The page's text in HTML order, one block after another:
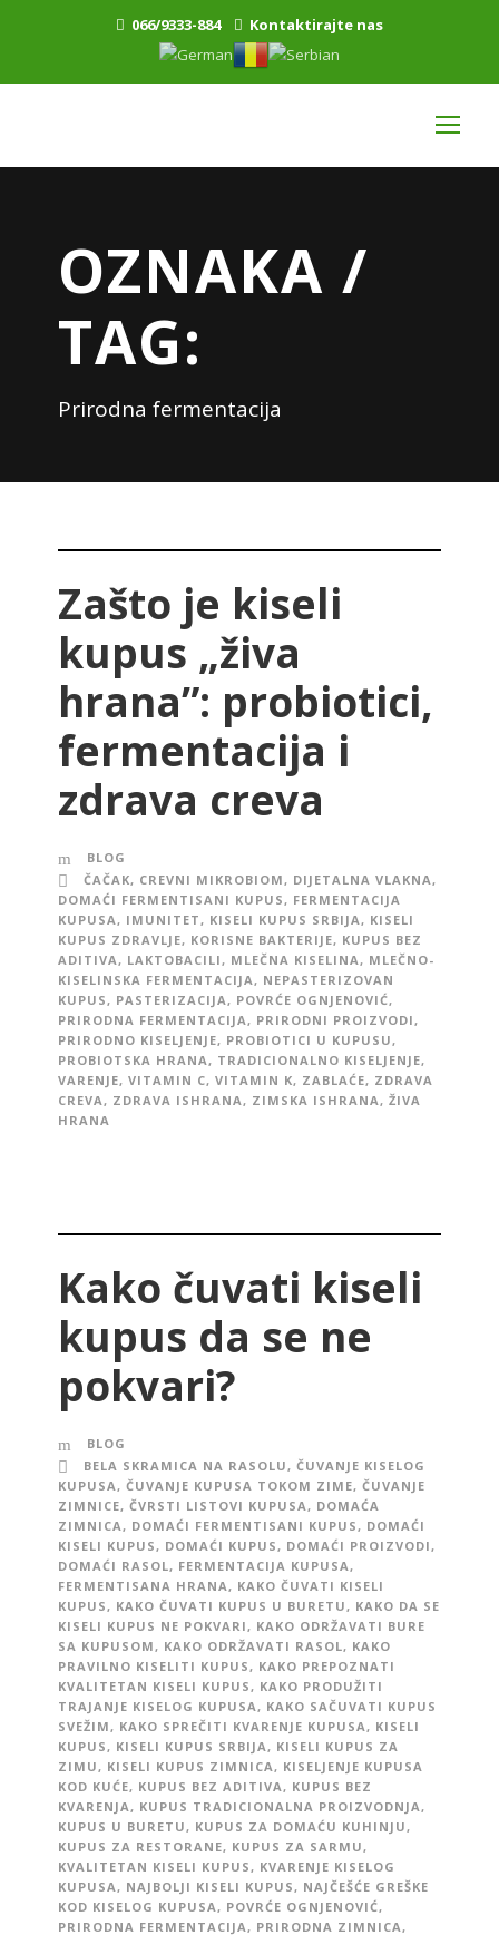
066/9333-884 Kontaktirajte nas
OZNAKA /
TAG:
Prirodna fermentacija
Zašto je kiseli
kupus „živa
hrana”: probiotici,
fermentacija i
zdrava creva
BLOG
ČAČAK, CREVNI MIKROBIOM , DIJETALNA VLAKNA ,
DOMAĆI FERMENTISANI KUPUS , FERMENTACIJA
KUPUSA , IMUNITET , KISELI KUPUS SRBIJA , KISELI
KUPUS ZDRAVLJE, KORISNE BAKTERIJE, KUPUS BEZ
ADITIVA , LAKTOBACILI , MLEČNA KISELINA , MLEČNO-
KISELINSKA FERMENTACIJA , NEPASTERIZOVAN
KUPUS , PASTERIZACIJA , POVRĆE OGNJENOVIĆ,
PRIRODNA FERMENTACIJA , PRIRODNI PROIZVODI ,
PRIRODNO KISELJENJE, PROBIOTICI U KUPUSU ,
PROBIOTSKA HRANA , TRADICIONALNO KISELJENJE,
VARENJE, VITAMIN C, VITAMIN K, ZABLAĆE, ZDRAVA
CREVA , ZDRAVA ISHRANA , ZIMSKA ISHRANA , ŽIVA
HRANA
Kako čuvati kiseli
kupus da se ne
pokvari?
BLOG
BELA SKRAMICA NA RASOLU , ČUVANJE KISELOG
KUPUSA , ČUVANJE KUPUSA TOKOM ZIME, ČUVANJE
ZIMNICE, ČVRSTI LISTOVI KUPUSA , DOMAĆA
ZIMNICA , DOMAĆI FERMENTISANI KUPUS , DOMAĆI
KISELI KUPUS , DOMAĆI KUPUS , DOMAĆI PROIZVODI ,
DOMAĆI RASOL, FERMENTACIJA KUPUSA ,
FERMENTISANA HRANA , KAKO ČUVATI KISELI
KUPUS , KAKO ČUVATI KUPUS U BURETU , KAKO DA SE
KISELI KUPUS NE POKVARI , KAKO ODRŽAVATI BURE
SA KUPUSOM , KAKO ODRŽAVATI RASOL, KAKO
PRAVILNO KISELITI KUPUS , KAKO PREPOZNATI
KVALITETAN KISELI KUPUS , KAKO PRODUŽITI
TRAJANJE KISELOG KUPUSA , KAKO SAČUVATI KUPUS
SVEŽIM , KAKO SPREČITI KVARENJE KUPUSA , KISELI
KUPUS , KISELI KUPUS SRBIJA , KISELI KUPUS ZA
ZIMU , KISELI KUPUS ZIMNICA , KISELJENJE KUPUSA
KOD KUĆE, KUPUS BEZ ADITIVA , KUPUS BEZ
KVARENJA , KUPUS TRADICIONALNA PROIZVODNJA ,
KUPUS U BURETU , KUPUS ZA DOMAĆU KUHINJU ,
KUPUS ZA RESTORANE, KUPUS ZA SARMU ,
KVALITETAN KISELI KUPUS , KVARENJE KISELOG
KUPUSA , NAJBOLJI KISELI KUPUS , NAJČEŠĆE GREŠKE
KOD KISELOG KUPUSA , POVRĆE OGNJENOVIĆ,
PRIRODNA FERMENTACIJA , PRIRODNA ZIMNICA ,